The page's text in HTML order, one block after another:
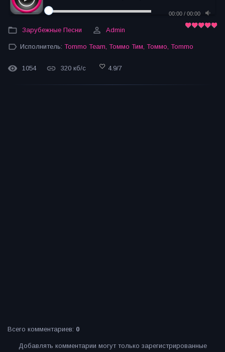
00:00 / 00:00
Зарубежные Песни Admin
Исполнитель: Tommo Team Томмо Тим Томмо Tommo
1054 320 кб/с 4.9/7
Всего комментариев: 0
Добавлять комментарии могут только зарегистрированные